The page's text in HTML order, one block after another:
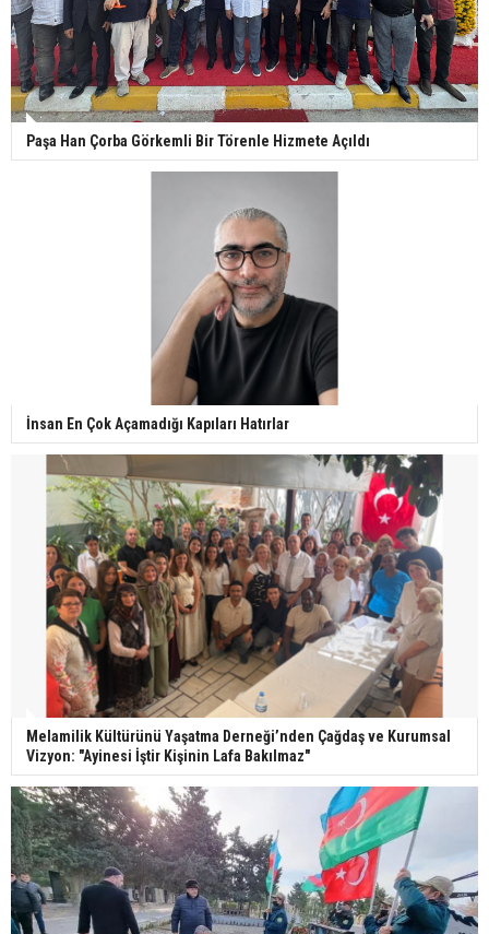
Paşa Han Çorba Görkemli Bir Törenle Hizmete Açıldı
İnsan En Çok Açamadığı Kapıları Hatırlar
Melamilik Kültürünü Yaşatma Derneği’nden Çağdaş ve Kurumsal
Vizyon: "Ayinesi İştir Kişinin Lafa Bakılmaz"